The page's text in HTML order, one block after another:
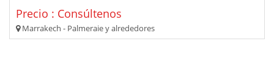
Precio : Consúltenos
Marrakech - Palmeraie y alrededores